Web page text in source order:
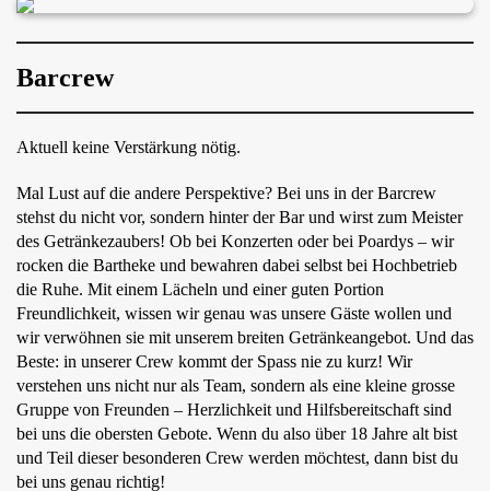
Barcrew
Aktuell keine Verstärkung nötig.
Mal Lust auf die andere Perspektive? Bei uns in der Barcrew
stehst du nicht vor, sondern hinter der Bar und wirst zum Meister
des Getränkezaubers! Ob bei Konzerten oder bei Poardys – wir
rocken die Bartheke und bewahren dabei selbst bei Hochbetrieb
die Ruhe. Mit einem Lächeln und einer guten Portion
Freundlichkeit, wissen wir genau was unsere Gäste wollen und
wir verwöhnen sie mit unserem breiten Getränkeangebot. Und das
Beste: in unserer Crew kommt der Spass nie zu kurz! Wir
verstehen uns nicht nur als Team, sondern als eine kleine grosse
Gruppe von Freunden – Herzlichkeit und Hilfsbereitschaft sind
bei uns die obersten Gebote. Wenn du also über 18 Jahre alt bist
und Teil dieser besonderen Crew werden möchtest, dann bist du
bei uns genau richtig!